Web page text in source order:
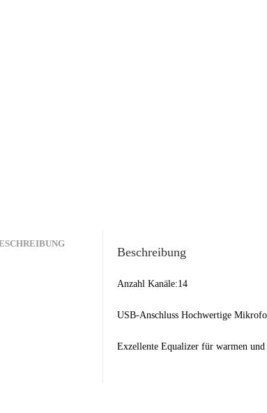
Beschreibung
Anzahl Kanäle:14
USB-Anschluss Hochwertige
Exzellente Equalizer für warmen